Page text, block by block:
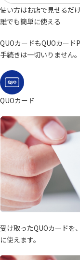
使い方はお店で見せるだけ
誰でも簡単に使える
QUOカードもQUOカー
手続きは一切いりません。
QUOカード
受け取ったQUOカードを
に使えます。